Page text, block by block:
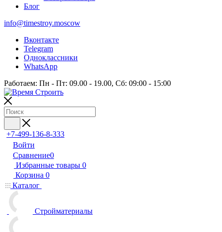
Блог
info@timestroy.moscow
Вконтакте
Telegram
Одноклассники
WhatsApp
Работаем: Пн - Пт: 09.00 - 19.00, Сб: 09:00 - 15:00
+7-499-136-8-333
Войти
Сравнение0
Избранные товары 0
Корзина 0
Каталог
Стройматериалы